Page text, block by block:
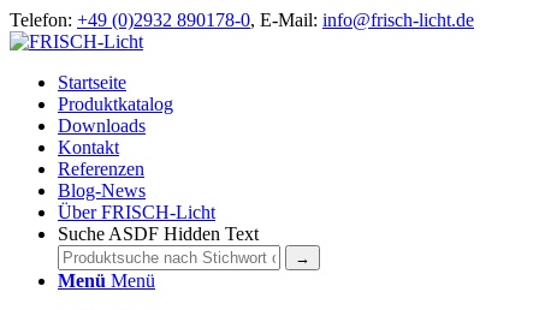
Telefon: +49 (0)2932 890178-0, E-Mail: info@frisch-licht.de
Startseite
Produktkatalog
Downloads
Kontakt
Referenzen
Blog-News
Über FRISCH-Licht
Suche ASDF Hidden Text
Menü Menü